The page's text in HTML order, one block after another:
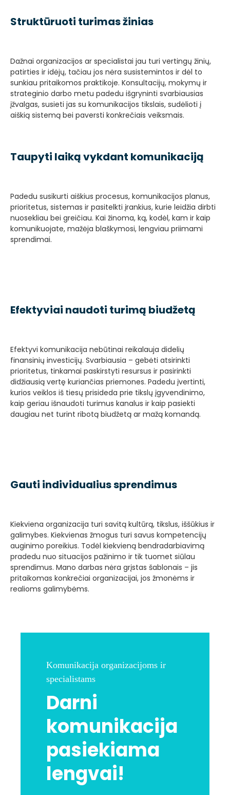
Struktūruoti turimas žinias
Dažnai organizacijos ar specialistai jau turi vertingų žinių,
patirties ir idėjų, tačiau jos nėra susistemintos ir dėl to
sunkiau pritaikomos praktikoje. Konsultacijų, mokymų ir
strateginio darbo metu padedu išgryninti svarbiausias
įžvalgas, susieti jas su komunikacijos tikslais, sudėlioti į
aiškią sistemą bei paversti konkrečiais veiksmais.
Taupyti laiką vykdant komunikaciją
Padedu susikurti aiškius procesus, komunikacijos planus,
prioritetus, sistemas ir pasitelkti įrankius, kurie leidžia dirbti
nuosekliau bei greičiau. Kai žinoma, ką, kodėl, kam ir kaip
komunikuojate, mažėja blaškymosi, lengviau priimami
sprendimai.
Efektyviai naudoti turimą biudžetą
Efektyvi komunikacija nebūtinai reikalauja didelių
finansinių investicijų. Svarbiausia – gebėti atsirinkti
prioritetus, tinkamai paskirstyti resursus ir pasirinkti
didžiausią vertę kuriančias priemones. Padedu įvertinti,
kurios veiklos iš tiesų prisideda prie tikslų įgyvendinimo,
kaip geriau išnaudoti turimus kanalus ir kaip pasiekti
daugiau net turint ribotą biudžetą ar mažą komandą.
Gauti individualius sprendimus
Kiekviena organizacija turi savitą kultūrą, tikslus, iššūkius ir
galimybes. Kiekvienas žmogus turi savus kompetencijų
auginimo poreikius. Todėl kiekvieną bendradarbiavimą
pradedu nuo situacijos pažinimo ir tik tuomet siūlau
sprendimus. Mano darbas nėra grįstas šablonais – jis
pritaikomas konkrečiai organizacijai, jos žmonėms ir
realioms galimybėms.
Komunikacija organizacijoms ir
specialistams
Darni
komunikacija
pasiekiama
lengvai!